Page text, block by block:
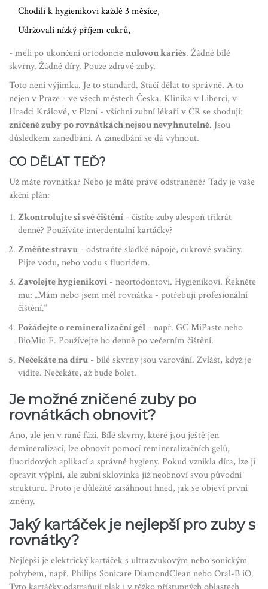
Chodili k hygienikovi každé 3 měsíce,
Udržovali nízký příjem cukrů,
- měli po ukončení ortodoncienulovou kariés. Žádné bílé
skvrny. Žádné díry. Pouze zdravé zuby.
Toto není výjimka. Je to standard. Stačí dělat to správně. A to
nejen v Praze - ve všech městech Česka. Klinika v Liberci, v
Hradci Králové, v Plzni - všichni zubní lékaři v ČR se shodují:
zničené zuby po rovnátkách nejsou nevyhnutelné. Jsou
důsledkem zanedbání. A zanedbání se dá vyhnout.
CO DĚLAT TEĎ?
Už máte rovnátka? Nebo je máte právě odstraněné? Tady je vaše
akční plán:
Zkontrolujte si své čištění - čistíte zuby alespoň třikrát
denně? Používáte interdentalní kartáčky?
Změňte stravu - odstraňte sladké nápoje, cukrové svačiny.
Pijte vodu, nebo vodu s fluoridem.
Zavolejte hygienikovi - neortodontovi. Hygienikovi. Řekněte
mu: „Mám nebo jsem měl rovnátka - potřebuji profesionální
čištění.“
Požádejte o remineralizační gél - např. GC MiPaste nebo
BioMin F. Používejte ho denně po večerním čištění.
Nečekáte na díru - bílé skvrny jsou varování. Zvlášť, když je
vidíte. Nečekáte, až bude bolet.
Je možné zničené zuby po
rovnátkách obnovit?
Ano, ale jen v rané fázi. Bílé skvrny, které jsou ještě jen
demineralizací, lze obnovit pomocí remineralizačních gelů,
fluoridových aplikací a správné hygieny. Pokud vznikla díra, lze ji
opravit výplní, ale zubní sklovinka již neobnoví svou původní
strukturu. Proto je důležité zasáhnout hned, jak se objeví první
změny.
Jaký kartáček je nejlepší pro zuby s
rovnátky?
Nejlepší je elektrický kartáček s ultrazvukovým nebo sonickým
pohybem, např. Philips Sonicare DiamondClean nebo Oral-B iO.